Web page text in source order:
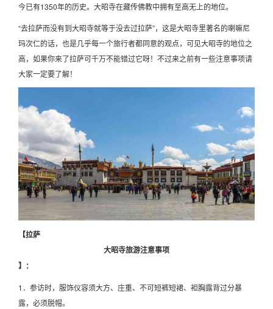
今已有1350年的历史。大昭寺在藏传佛教中拥有至高无上的地位。
“去拉萨而没有到大昭寺就等于没去过拉萨”，这是大昭寺里著名的喇嘛尼
玛次仁的话，也是几乎每一个旅行者都同意的观点，可见大昭寺的地位之
高，如果你来了拉萨可千万不能错过它呀！不过来之前有一些注意事项请
大家一定要了解！
【拉萨
大昭寺旅游注意事项
】：
1．参访时，服饰仪容须大方、庄重、不可短裤短裙、袒胸露背过分暴
露，必须脱帽。